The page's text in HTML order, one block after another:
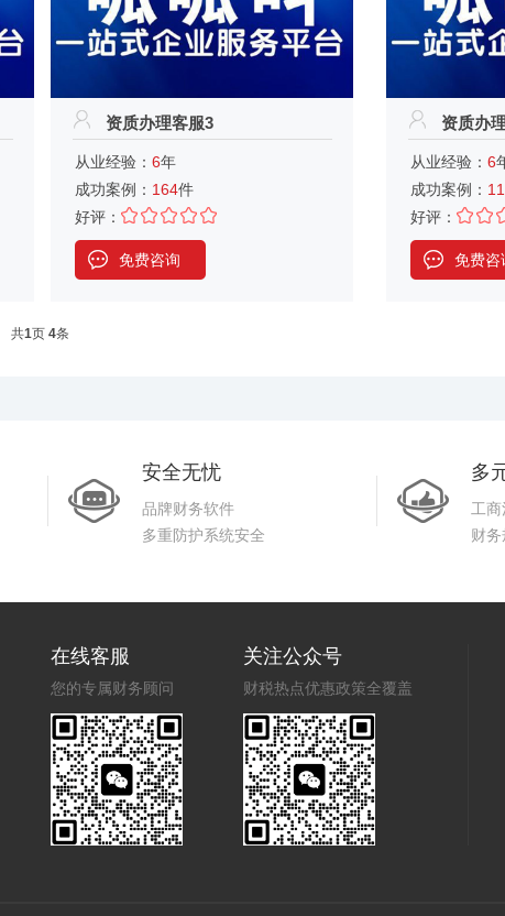
资质办理客服3
从业经验： 6年
成功案例： 164件
好评：
免费咨询
资质办
从业经验： 6
成功案例：
好评：
免费咨
共1页 4条
安全无忧
品牌财务软件
多重防护系统安全
多
工商
财
在线客服
您的专属财务顾问
关注公众号
财税热点优惠政策全覆盖